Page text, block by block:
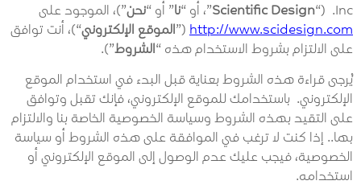
Inc. (“
Scientific Design”، أو “نا” أو “نحن”)، الموجود على
http://www.scidesign.com
(”الموقع الإلكتروني“)، أنت توافق
على الالتزام بشروط الاستخدام هذه “الشروط”).
يُرجى قراءة هذه الشروط بعناية قبل البدء في استخدام الموقع
الإلكتروني. باستخدامك للموقع الإلكتروني، فإنك تقبل وتوافق
على التقيد بهذه الشروط وسياسة الخصوصية الخاصة بنا والالتزام
بها.. إذا كنت لا ترغب في الموافقة على هذه الشروط أو سياسة
الخصوصية، فيجب عليك عدم الوصول إلى الموقع الإلكتروني أو
استخدامه.